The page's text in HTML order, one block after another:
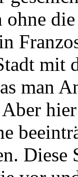
mit
man